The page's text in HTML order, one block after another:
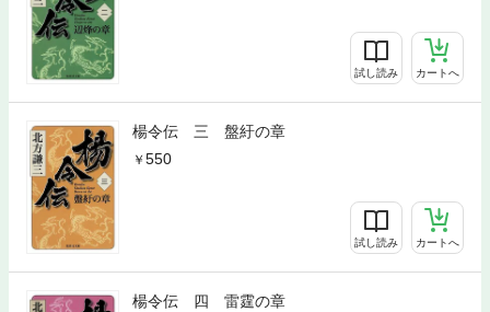
試し読み カートへ
楊令伝 三 盤紆の章
550
試し読み カートへ
楊令伝 四 雷霆の章